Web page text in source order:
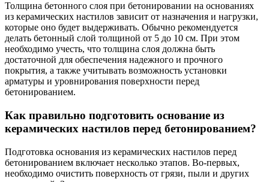
Толщина бетонного слоя при бетонировании на основаниях
из керамических настилов зависит от назначения и нагрузки,
которые оно будет выдерживать. Обычно рекомендуется
делать бетонный слой толщиной от 5 до 10 см. При этом
необходимо учесть, что толщина слоя должна быть
достаточной для обеспечения надежного и прочного
покрытия, а также учитывать возможность установки
арматуры и уровнирования поверхности перед
бетонированием.
Как правильно подготовить основание из
керамических настилов перед бетонированием?
Подготовка основания из керамических настилов перед
бетонированием включает несколько этапов. Во-первых,
необходимо очистить поверхность от грязи, пыли и других